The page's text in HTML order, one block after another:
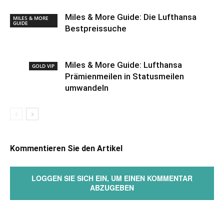
MILES & MORE
GUIDE
Miles & More Guide: Die Lufthansa
Bestpreissuche
GOLD VIP
Miles & More Guide: Lufthansa
Prämienmeilen in Statusmeilen
umwandeln
Kommentieren Sie den Artikel
LOGGEN SIE SICH EIN, UM EINEN KOMMENTAR
ABZUGEBEN